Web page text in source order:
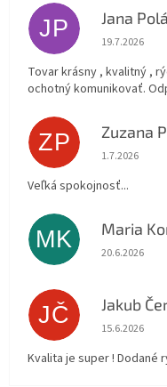
JP Jana
Hodnotenie
19.7.2026
Tovar krásny , kvalitný ,
ochotný komunikovať.
ZP Zuzana
Hodnotenie
1.7.2026
Veľká spokojnosť...
MK Maria
Hodnotenie
20.6.2026
JČ Jakub
Hodnotenie
15.6.2026
Kvalita je super ! Dodané